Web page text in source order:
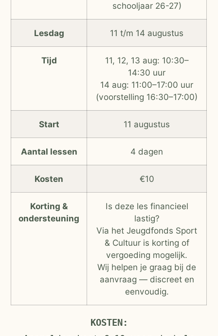
schooljaar 26-27)
Lesdag 11 t/m 14 augustus
Tijd
11, 12, 13 aug: 10:30–
14:30 uur
14 aug: 11:00–17:00 uur
(voorstelling 16:30–17:00)
Start 11 augustus
Aantal lessen 4 dagen
Kosten €10
Korting &
ondersteuning
Is deze les financieel
lastig?
Via het Jeugdfonds Sport
& Cultuur is korting of
vergoeding mogelijk.
Wij helpen je graag bij de
aanvraag — discreet en
eenvoudig.
KOSTEN: